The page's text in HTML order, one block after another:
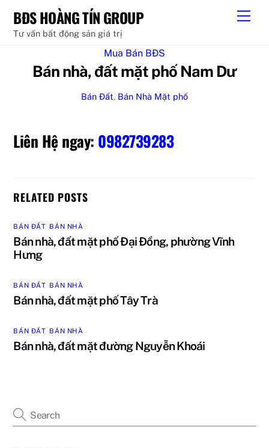
content
BĐS HOÀNG TÍN GROUP
Tư vấn bất động sản giá trị
Mua Bán BĐS
Bán nhà, đất mặt phố Nam Dư
Bán Đất, Bán Nhà Mặt phố
Liên Hệ ngay: 0982739283
RELATED POSTS
BÁN ĐẤT, BÁN NHÀ
Bán nhà, đất mặt phố Đại Đồng, phường Vĩnh
Hưng
BÁN ĐẤT, BÁN NHÀ
Bán nhà, đất mặt phố Tây Trà
BÁN ĐẤT, BÁN NHÀ
Bán nhà, đất mặt đường Nguyễn Khoái